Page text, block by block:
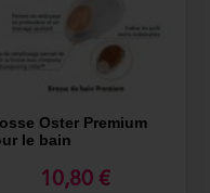
Oster Premium
le bain
10,80 €